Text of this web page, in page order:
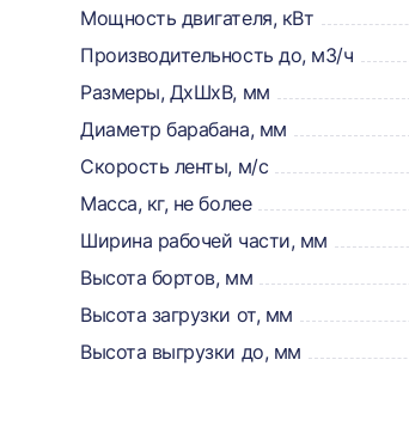
товаре,
доставке,
отзывах
и
сертификаты
Мощность двигателя, кВт
Производительность до, м3/ч
Размеры, ДхШхВ, мм
Диаметр барабана, мм
Скорость ленты, м/с
Масса, кг, не более
Ширина рабочей части, мм
Высота бортов, мм
Высота загрузки от, мм
Высота выгрузки до, мм